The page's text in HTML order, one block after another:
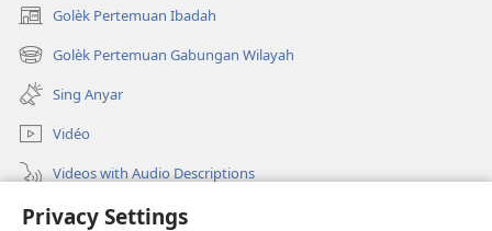
Privacy Settings
Golèk Pertemuan Ibadah
(opens
new
window)
Golèk Pertemuan Gabungan Wilayah
(opens
new
window)
Sing Anyar
Vidéo
Videos with Audio Descriptions
Golèk JW.ORG